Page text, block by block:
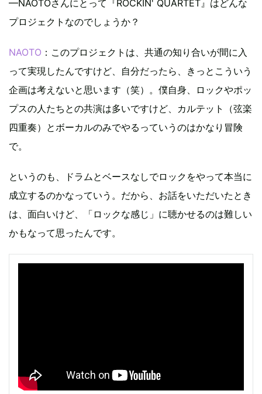
—NAOTOさんにとって『ROCKIN' QUARTET』はどんな
プロジェクトなのでしょうか？
NAOTO ：このプロジェクトは、共通の知り合いが間に入
って実現したんですけど、自分だったら、きっとこういう
企画は考えないと思います（笑）。僕自身、ロックやポッ
プスの人たちとの共演は多いですけど、カルテット（弦楽
四重奏）とボーカルのみでやるっていうのはかなり冒険
で。
というのも、ドラムとベースなしでロックをやって本当に
成立するのかなっていう。だから、お話をいただいたとき
は、面白いけど、「ロックな感じ」に聴かせるのは難しい
かもなって思ったんです。